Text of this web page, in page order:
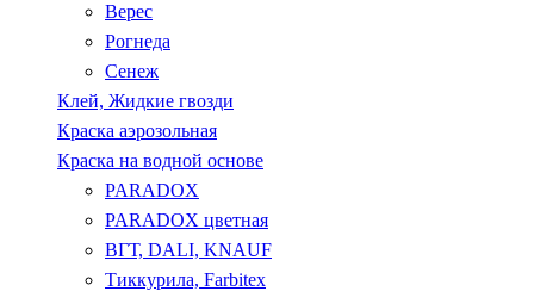
Верес
Рогнеда
Сенеж
Клей, Жидкие гвозди
Краска аэрозольная
Краска на водной основе
PARADOX
PARADOX цветная
ВГТ, DALI, KNAUF
Тиккурила, Farbitex